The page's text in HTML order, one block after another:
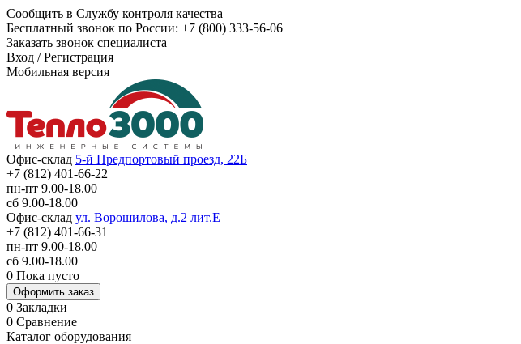
Сообщить в Службу контроля качества
Бесплатный звонок по России: +7 (800) 333-56-06
Заказать звонок специалиста
Вход /Регистрация
Мобильная версия
Офис-склад 5-й Предпортовый проезд, 22Б
+7 (812) 401-66-22
пн-пт 9.00-18.00
сб 9.00-18.00
Офис-склад ул. Ворошилова, д.2 лит.Е
+7 (812) 401-66-31
пн-пт 9.00-18.00
сб 9.00-18.00
0 Пока пусто
Оформить заказ
0 Закладки
0 Сравнение
Каталог оборудования